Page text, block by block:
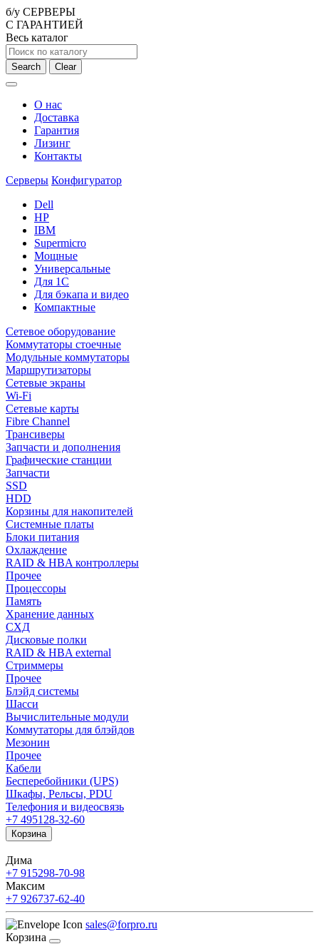
б/у СЕРВЕРЫ
С ГАРАНТИЕЙ
Весь каталог
Search Clear
О нас
Доставка
Гарантия
Лизинг
Контакты
Серверы Конфигуратор
Dell
HP
IBM
Supermicro
Мощные
Универсальные
Для 1С
Для бэкапа и видео
Компактные
Сетевое оборудование
Коммутаторы стоечные
Модульные коммутаторы
Маршрутизаторы
Сетевые экраны
Wi-Fi
Сетевые карты
Fibre Channel
Трансиверы
Запчасти и дополнения
Графические станции
Запчасти
SSD
HDD
Корзины для накопителей
Системные платы
Блоки питания
Охлаждение
RAID & HBA контроллеры
Прочее
Процессоры
Память
Хранение данных
СХД
Дисковые полки
RAID & HBA external
Стриммеры
Прочее
Блэйд системы
Шасси
Вычислительные модули
Коммутаторы для блэйдов
Мезонин
Прочее
Кабели
Бесперебойники (UPS)
Шкафы, Рельсы, PDU
Телефония и видеосвязь
+7 495128-32-60
Корзина
Дима
+7 915298-70-98
Максим
+7 926737-62-40
sales@forpro.ru
Корзина